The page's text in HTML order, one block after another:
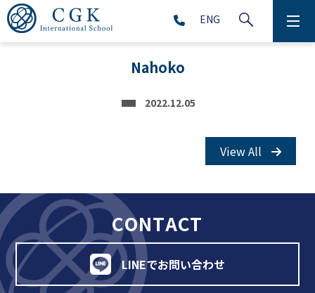
ENG
中等部 (6～9年生)
高等部 (10～12年生)
アフタースクール (1～9年生)
Nahoko
2022.12.05
View All
CONTACT
LINEでお問い合わせ